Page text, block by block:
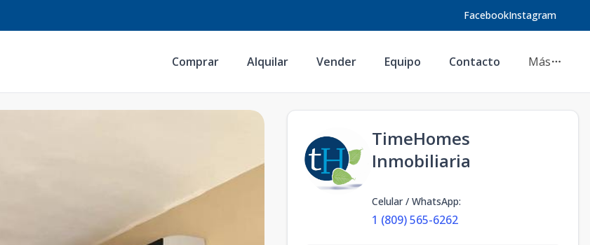
FacebookInstagram
Comprar Alquilar Vender Equipo Contacto Más
TimeHomes
Inmobiliaria
Celular / WhatsApp:
1 (809) 565-6262